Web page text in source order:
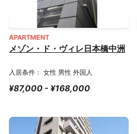
APARTMENT
メゾン・ド・ヴィレ日本橋中洲
入居条件： 女性 男性 外国人
¥87,000 - ¥168,000